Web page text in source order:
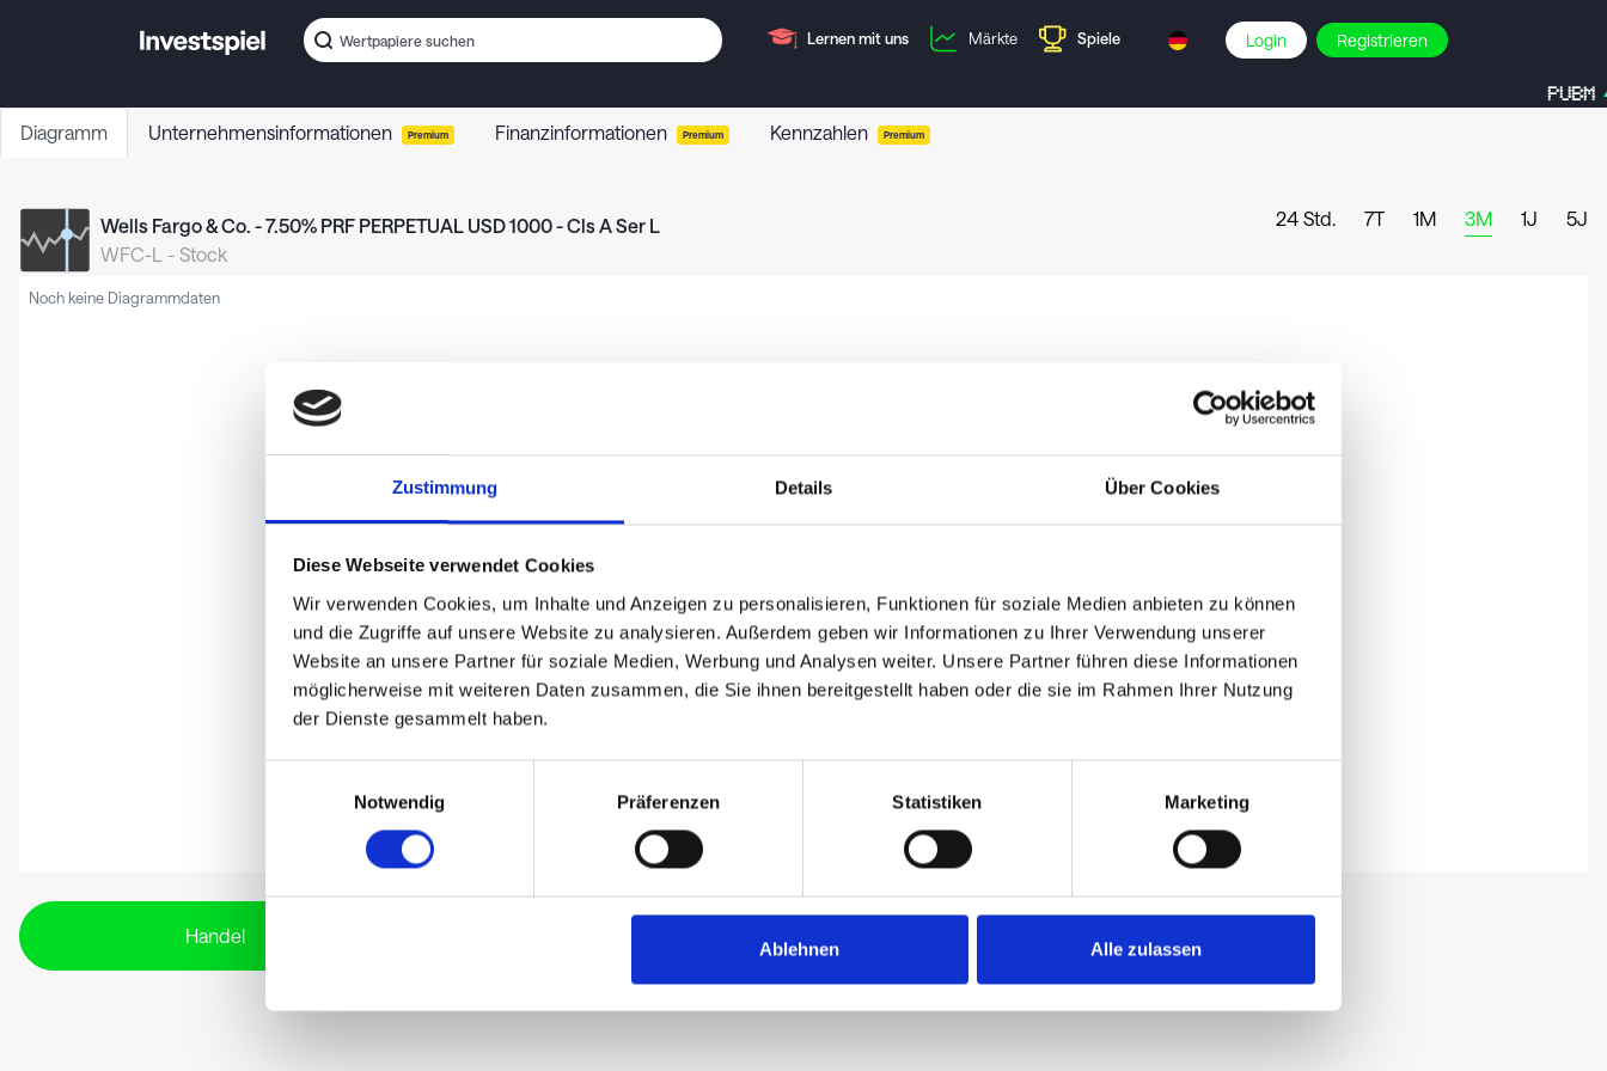
Zustimmung Details Über Cookies
Diese Webseite verwendet Cookies
Wir verwenden Cookies, um Inhalte und Anzeigen zu personalisieren, Funktionen für soziale Medien anbieten zu können
und die Zugriffe auf unsere Website zu analysieren. Außerdem geben wir Informationen zu Ihrer Verwendung unserer
Website an unsere Partner für soziale Medien, Werbung und Analysen weiter. Unsere Partner führen diese Informationen
möglicherweise mit weiteren Daten zusammen, die Sie ihnen bereitgestellt haben oder die sie im Rahmen Ihrer Nutzung
der Dienste gesammelt haben.
Notwendig
Präferenzen Statistiken Marketing
Ablehnen Alle zulassen
Lernen mit uns Märkte Spiele Login Registrieren
PUBM
Diagramm Unternehmensinformationen Premium Finanzinformationen Premium Kennzahlen Premium
Wells Fargo & Co. - 7.50% PRF PERPETUAL USD 1000 - Cls A Ser L
WFC-L - Stock
24 Std. 7T 1M 3M 1J 5J
Noch keine Diagrammdaten
Handel